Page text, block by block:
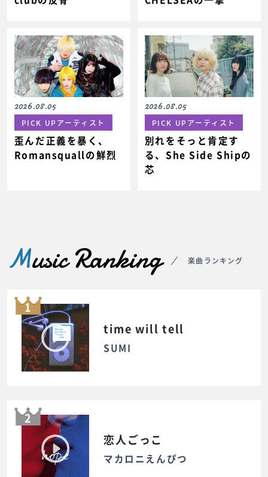
2026.08.05
PICK UPアーティスト
歪んだ正義を暴く、
Romansquallの鮮烈
2026.08.05
PICK UPアーティスト
別れをそっと肯定す
る、She Side Shipの
芯
Music Ranking 楽曲ランキング
1
time will tell
SUMI
2
恋人ごっこ
マカロニえんぴつ